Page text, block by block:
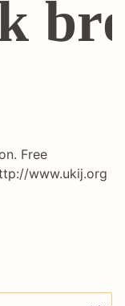
Free
www.ukij.org